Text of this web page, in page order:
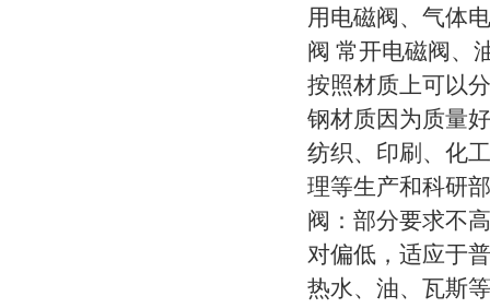
用电磁阀、气体
阀 常开电磁阀、
按照材质上可以
钢材质因为质量
纺织、印刷、化
理等生产和科研
阀：部分要求不
对偏低，适应于
热水、油、瓦斯